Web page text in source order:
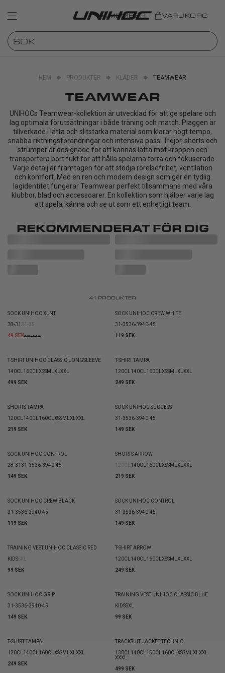
MEMBER VARUKORG
HEM PRODUKTER KLÄDER TEAMWEAR
TEAMWEAR
UNIHOCs Teamwear-kollektion är utvecklad för att ge spelare och
lag optimala förutsättningar i både träning och match. Plaggen är
tillverkade i lätta och slitstarka material som klarar högt tempo,
snabba riktningsförändringar och intensiva pass. Tröjor, shorts och
strumpor är designade för att kännas lätta mot kroppen och
transportera bort fukt för att hålla spelarna torra och fokuserade.
Varje detalj är framtagen för att stödja rörelsefrihet, ventilation
och komfort. Med en ren och modern design som ger en tydlig
lagidentitet fungerar Teamwear perfekt tillsammans med våra
klubbor, blad och accessoarer. En kollektion som hjälper varje lag
att spela, känna och se ut som ett enhetligt team.
REKOMMENDERAT FÖR DIG
41 PRODUKTER
SOCK UNIHOC XLNT
28-31 31-35
49 SEK129 SEK
SOCK UNIHOC CREW WHITE
31-3536-3940-45
119 SEK
T-SHIRT UNIHOC CLASSIC LONGSLEEVE
140CL 160CL XSSM XL XXL
499 SEK
T-SHIRT TAMPA
120CL 140CL 160CL XSSM XL XXL
249 SEK
SHORTS TAMPA
120CL 140CL 160CL XSSM XL XXL
219 SEK
SOCK UNIHOC SUCCESS
31-3536-3940-45
149 SEK
SOCK UNIHOC CONTROL
28-31 31-3536-3940-45
149 SEK
SHORTS ARROW
120CL 140CL 160CL XSSM XL XXL
219 SEK
SOCK UNIHOC CREW BLACK
31-3536-3940-45
119 SEK
SOCK UNIHOC CONTROL
31-3536-3940-45
149 SEK
TRAINING VEST UNIHOC CLASSIC RED
KIDSSXL
99 SEK
T-SHIRT ARROW
120CL 140CL 160CL XSSM XL XXL
249 SEK
SOCK UNIHOC GRIP
31-3536-3940-45
149 SEK
TRAINING VEST UNIHOC CLASSIC BLUE
KIDSSXL
99 SEK
T-SHIRT TAMPA
120CL 140CL 160CL XSSM XL XXL
249 SEK
TRACKSUIT JACKET TECHNIC
130CL 140CL 150CL 160CL XSSM XL XXL
XXXL
499 SEK